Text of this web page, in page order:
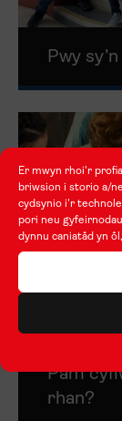
Er mwyn rhoi'r
briwsion i storio a/
cydsynio i'r
pori neu
dynnu caniatâd yn
Pwy
Pam
rhan?